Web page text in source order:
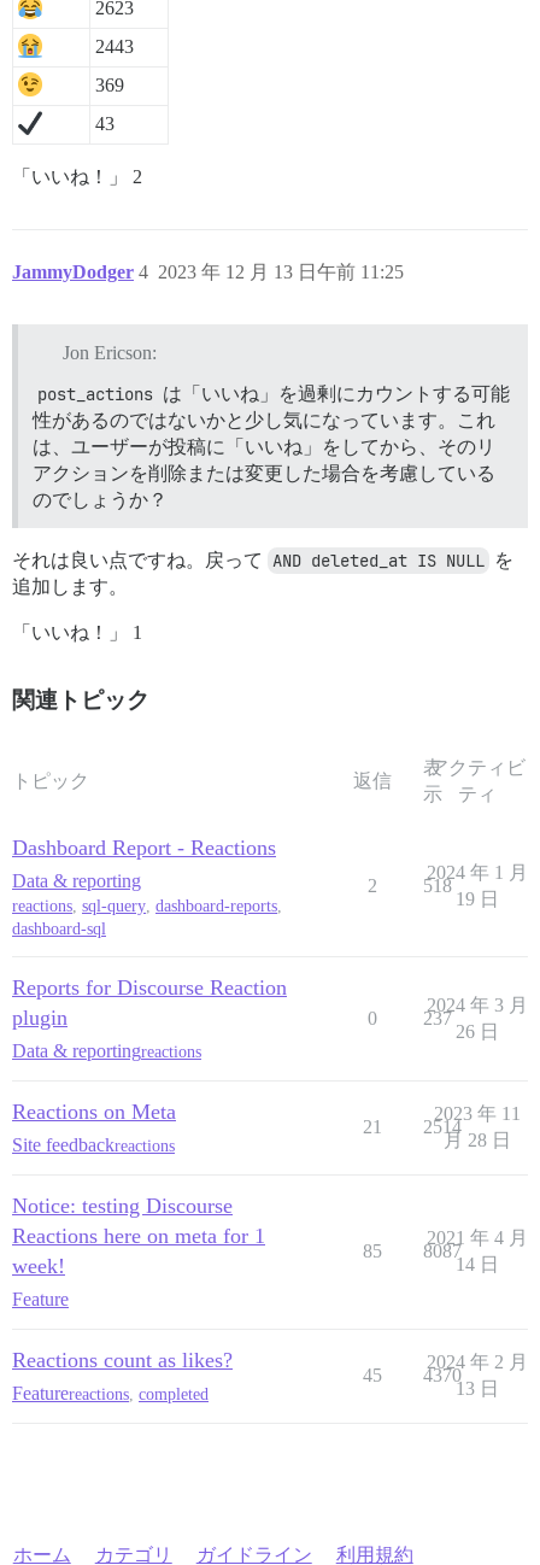
2623
2443
369
43
「いいね！」 2
JammyDodger 2023 年 12 月 13 日午前 11:25
4
Jon Ericson:
post_actions は「いいね」を過剰にカウントする可能
性があるのではないかと少し気になっています。これ
は、ユーザーが投稿に「いいね」をしてから、そのリ
アクションを削除または変更した場合を考慮している
のでしょうか？
それは良い点ですね。戻って AND deleted_at IS NULL を
追加します。
「いいね！」 1
関連トピック
トピック 返信
表
示
アクティビ
ティ
Dashboard Report - Reactions
Data & reporting
reactions, sql-query, dashboard-reports,
dashboard-sql
2 518
2024 年 1 月
19 日
Reports for Discourse Reaction
plugin
Data & reportingreactions
0 237
2024 年 3 月
26 日
Reactions on Meta
Site feedbackreactions
21 2514
2023 年 11
月 28 日
Notice: testing Discourse
Reactions here on meta for 1
week!
Feature
85 8087
2021 年 4 月
14 日
Reactions count as likes?
Featurereactions completed
45 4370
2024 年 2 月
13 日
ホーム カテゴリ ガイドライン 利用規約